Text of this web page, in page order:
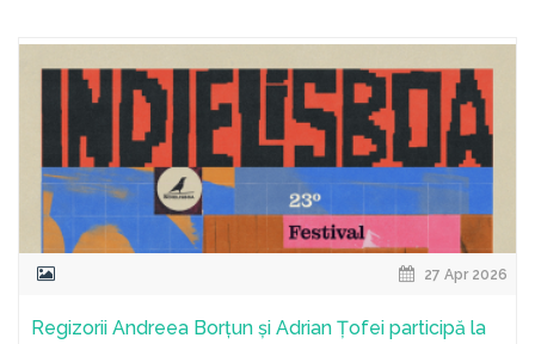
27 Apr 2026
Regizorii Andreea Borțun și Adrian Țofei participă la